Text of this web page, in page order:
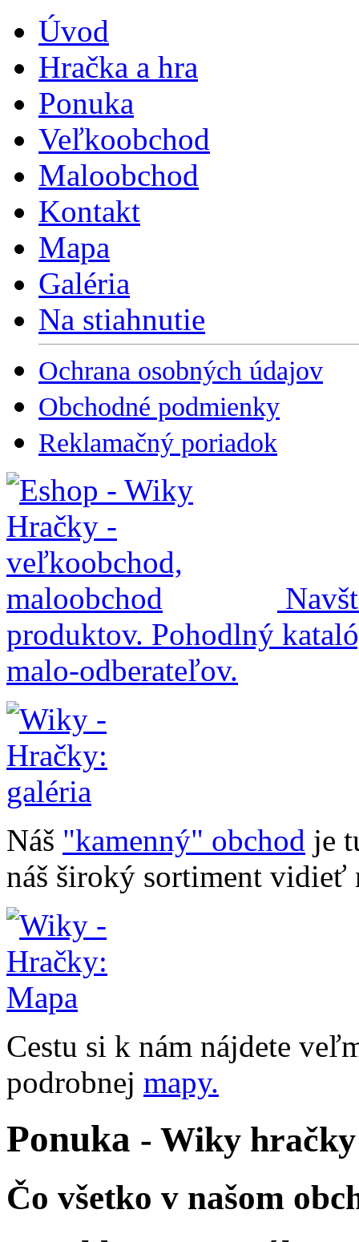
Úvod
Hračka a hra
Ponuka
Veľkoobchod
Maloobchod
Kontakt
Mapa
Galéria
Na stiahnutie
Ochrana osobných údajov
Obchodné podmienky
Reklamačný poriadok
produktov. Pohodlný
malo-odberateľov.
Náš "kamenný" obchod je
náš široký sortiment vidieť
Cestu si k nám nájdete
podrobnej mapy.
Ponuka - Wiky hračky
Čo všetko v našom